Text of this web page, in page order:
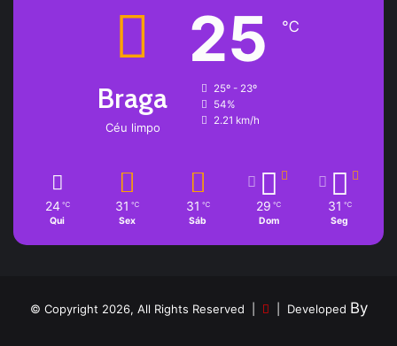
Braga
Céu limpo
25 ℃
25º - 23º
54%
2.21 km/h
24 ℃
Qui
31 ℃
Sex
31 ℃
Sáb
29 ℃
Dom
31 ℃
Seg
© Copyright 2026, All Rights Reserved | | Developed By